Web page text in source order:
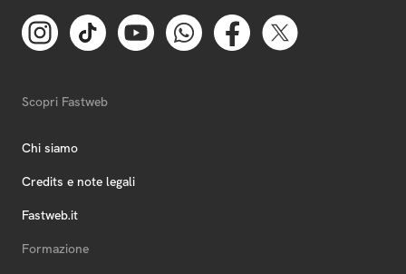
Scopri Fastweb
Chi siamo
Credits e note legali
Fastweb.it
Formazione